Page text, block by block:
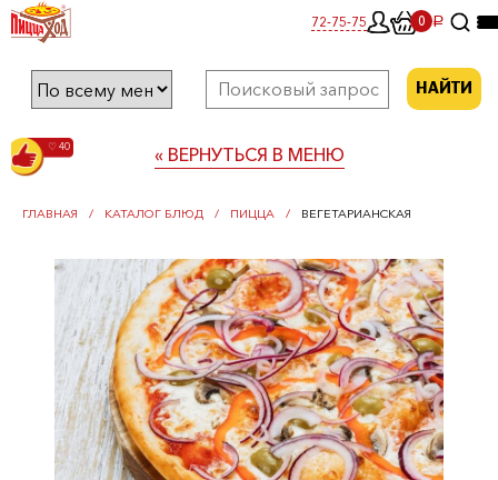
72-75-75 00a
НАЙТИ
« ВЕРНУТЬСЯ В МЕНЮ
ГЛАВНАЯ КАТАЛОГ БЛЮД ПИЦЦА ВЕГЕТАРИАНСКАЯ
♡ 40